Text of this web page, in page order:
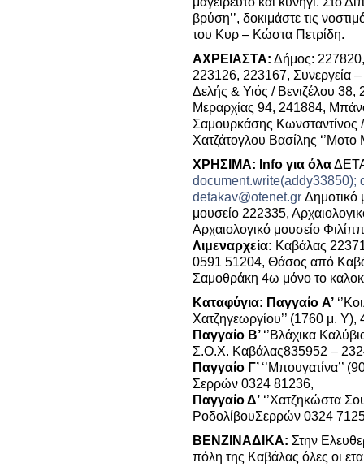
βρύση’’, δοκιμάστε τις
του Κυρ – Κώστα Πετρίδη.
ΑΧΡΕΙΑΣΤΑ: Δήμος: 227820,
223126, 223167, Συνεργεία
Δελής & Υιός / Βενιζέλου 38,
Μεραρχίας 94, 241884,
Σαμουρκάσης Κωνσταντίνος
Χατζάτογλου Βασίλης ‘’Μοτο
ΧΡΗΣΙΜΑ: Info για όλα
document.write(addy33850);
detakav@otenet.gr Δημοτικό
μουσείο 222335,
Αρχαιολογικό μουσείο
Λιμεναρχεία: Καβάλας
0591 51204, Θάσος από
Σαμοθράκη 4ω μόνο το
Καταφύγια: Παγγαίο A’
Χατζηγεωργίου’’ (1760 μ.
Παγγαίο Β’ ‘’Βλάχικα
Σ.Ο.Χ. Καβάλας835952 –
Παγγαίο Γ’ ‘’Μπουγατίνα’’
Σερρών 0324 81236,
Παγγαίο Δ’ ‘’Χατζηκώστα
ΡοδολίβουΣερρών 0324
ΒΕΝΖΙΝΑΔΙΚΑ: Στην
πόλη της Καβάλας όλες οι